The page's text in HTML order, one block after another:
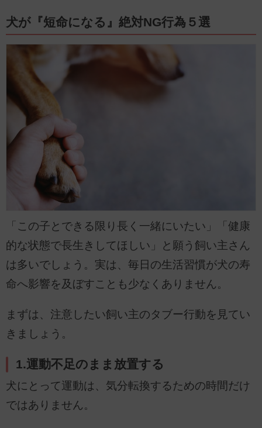
犬が『短命になる』絶対NG行為５選
「この子とできる限り長く一緒にいたい」「健康
的な状態で長生きしてほしい」と願う飼い主さん
は多いでしょう。実は、毎日の生活習慣が犬の寿
命へ影響を及ぼすことも少なくありません。
まずは、注意したい飼い主のタブー行動を見てい
きましょう。
1.運動不足のまま放置する
犬にとって運動は、気分転換するための時間だけ
ではありません。